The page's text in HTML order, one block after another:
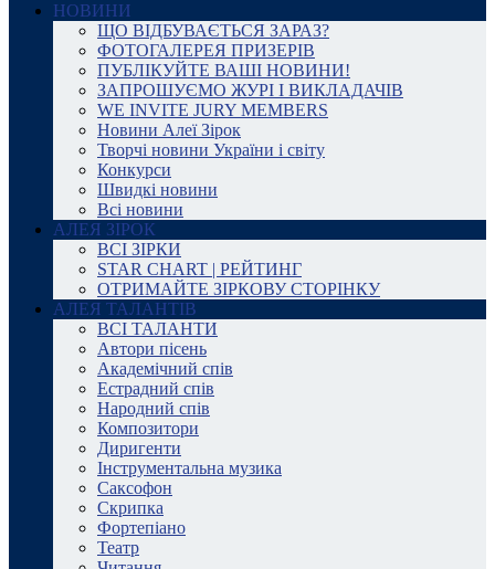
НОВИНИ
ЩО ВІДБУВАЄТЬСЯ ЗАРАЗ?
ФОТОГАЛЕРЕЯ ПРИЗЕРІВ
ПУБЛІКУЙТЕ ВАШІ НОВИНИ!
ЗАПРОШУЄМО ЖУРІ І ВИКЛАДАЧІВ
WE INVITE JURY MEMBERS
Новини Алеї Зірок
Творчі новини України і світу
Конкурси
Швидкі новини
Всі новини
АЛЕЯ ЗІРОК
ВСІ ЗІРКИ
STAR CHART | РЕЙТИНГ
ОТРИМАЙТЕ ЗІРКОВУ СТОРІНКУ
АЛЕЯ ТАЛАНТІВ
ВСІ ТАЛАНТИ
Автори пісень
Академічний спів
Естрадний спів
Народний спів
Композитори
Диригенти
Інструментальна музика
Саксофон
Скрипка
Фортепіано
Театр